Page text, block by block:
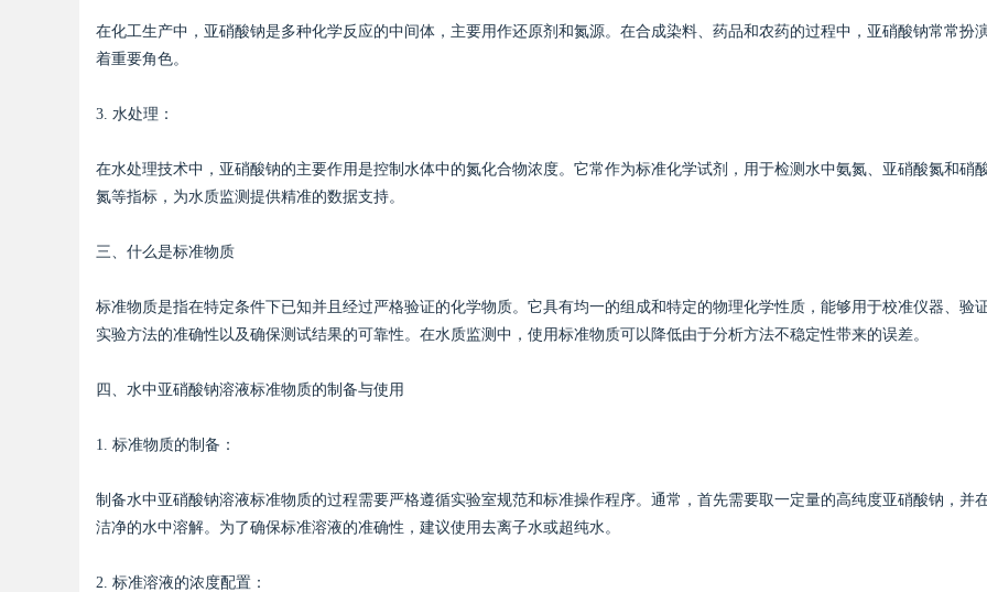
在化工生产中，亚硝酸钠是多种化学反应的中间体，主要用作还原剂和氮源。在合成染料、药品和农药的过程中，亚硝酸钠常常扮
着重要角色。
3. 水处理：
在水处理技术中，亚硝酸钠的主要作用是控制水体中的氮化合物浓度。它常作为标准化学试剂，用于检测水中氨氮、亚硝酸氮和硝
氮等指标，为水质监测提供精准的数据支持。
三、什么是标准物质
标准物质是指在特定条件下已知并且经过严格验证的化学物质。它具有均一的组成和特定的物理化学性质，能够用于校准仪器、验
实验方法的准确性以及确保测试结果的可靠性。在水质监测中，使用标准物质可以降低由于分析方法不稳定性带来的误差。
四、水中亚硝酸钠溶液标准物质的制备与使用
1. 标准物质的制备：
制备水中亚硝酸钠溶液标准物质的过程需要严格遵循实验室规范和标准操作程序。通常，首先需要取一定量的高纯度亚硝酸钠，并
洁净的水中溶解。为了确保标准溶液的准确性，建议使用去离子水或超纯水。
2. 标准溶液的浓度配置：